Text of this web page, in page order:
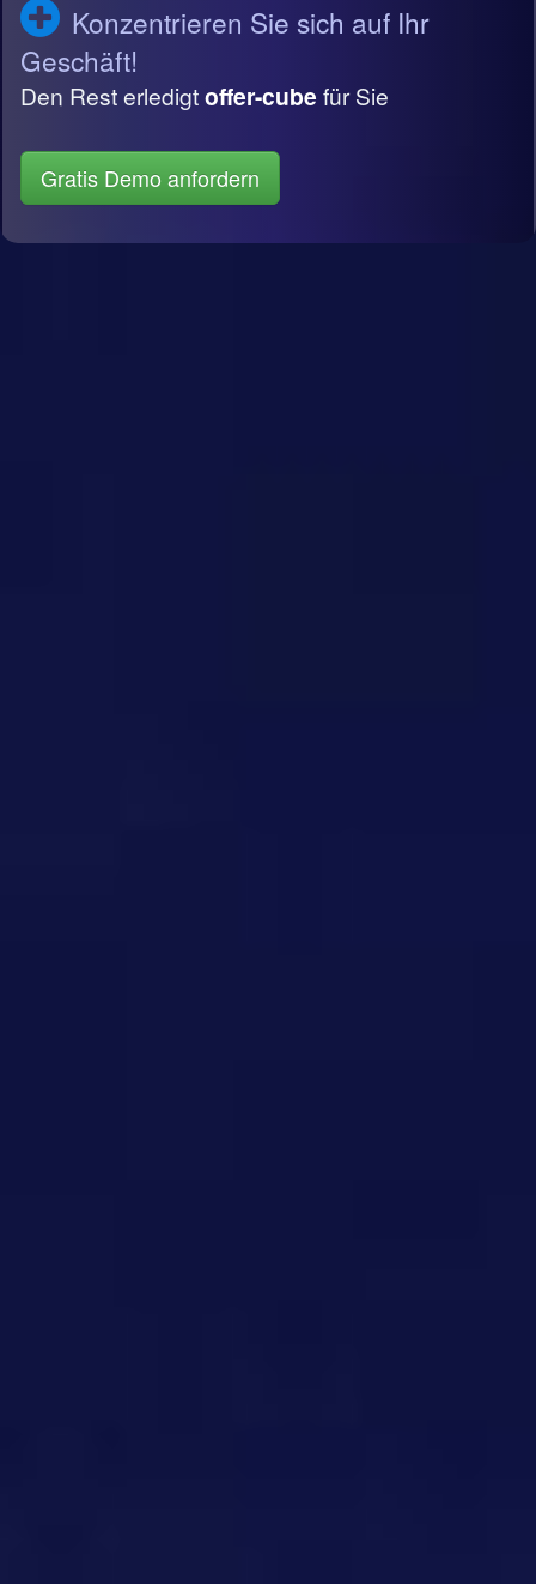
Konzentrieren Sie sich auf Ihr
Geschäft!
Den Rest erledigtoffer-cube für Sie
Gratis Demo anfordern